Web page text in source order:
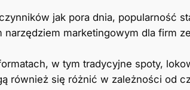
jak pora dnia, popularność
narzędziem marketingowym dla firm
w tym tradycyjne spoty,
również się różnić w zależności od